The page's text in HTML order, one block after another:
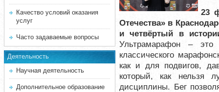
Качество условий оказания
услуг
Часто задаваемые вопросы
Деятельность
Научная деятельность
Дополнительное образование
23
Отечества» в
и четвёртый в
Ультрамарафон – это
классического
как и для подвигов,
который, как нельзя
дисциплины. Бег